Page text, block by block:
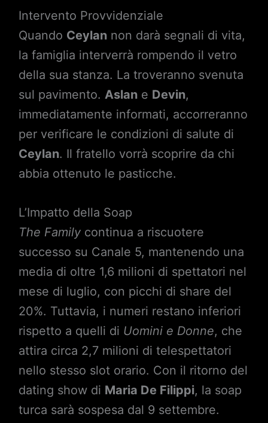
Intervento Provvidenziale
Quando Ceylannon darà segnali di vita,
la famiglia interverrà rompendo il vetro
della sua stanza. La troveranno svenuta
sul pavimento. Aslane Devin,
immediatamente informati, accorreranno
per verificare le condizioni di salute di
Ceylan. Il fratello vorrà scoprire da chi
abbia ottenuto le pasticche.
L’Impatto della Soap
The Familycontinua a riscuotere
successo su Canale 5, mantenendo una
media di oltre 1,6 milioni di spettatori nel
mese di luglio, con picchi di share del
20%. Tuttavia, i numeri restano inferiori
rispetto a quelli di Uomini e Donne, che
attira circa 2,7 milioni di telespettatori
nello stesso slot orario. Con il ritorno del
dating show di Maria De Filippi, la soap
turca sarà sospesa dal 9 settembre.